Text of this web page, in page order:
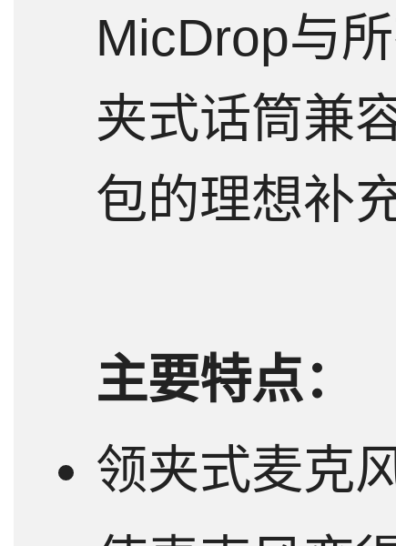
MicDrop与
夹式话筒兼
包的理想补充
主要特点：
领夹式麦克